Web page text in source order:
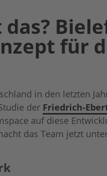
für
in den letzten
der Friedrich-
auf diese
das Team jetzt